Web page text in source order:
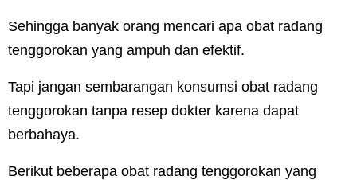
Sehingga banyak orang mencari apa obat radang
tenggorokan yang ampuh dan efektif.
Tapi jangan sembarangan konsumsi obat radang
tenggorokan tanpa resep dokter karena dapat
berbahaya.
Berikut beberapa obat radang tenggorokan yang